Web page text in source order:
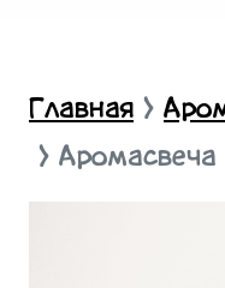
Главная
Аромасвеча